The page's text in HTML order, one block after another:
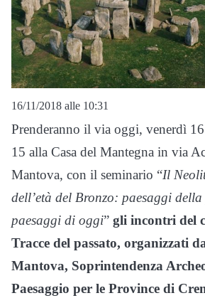
16/11/2018 alle 10:31
Prenderanno il via oggi, venerdì
15 alla Casa del Mantegna in via
Mantova, con il seminario “Il
dell’età del Bronzo: paesaggi
paesaggi di oggi” gli incontri del
Tracce del passato, organizzati
Mantova, Soprintendenza
Paesaggio per le Province di